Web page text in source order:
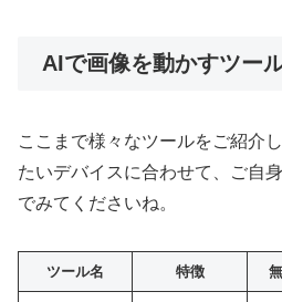
AIで画像を動かすツー
ここまで様々なツールをご紹介
たいデバイスに合わせて、ご自
でみてくださいね。
ツール名 特徴